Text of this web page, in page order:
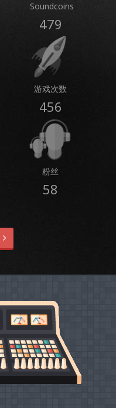
Soundcoins
479
游戏次数
456
粉丝
58